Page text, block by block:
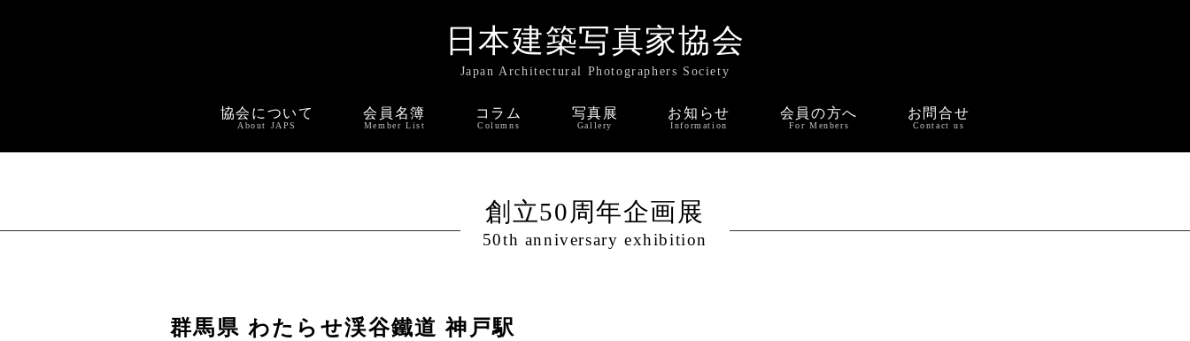
日本建築写真家協会
Japan Architectural Photographers Society
協会について
About JAPS
会員名簿
Member List
コラム
Columns
写真展
Gallery
お知らせ
Information
会員の方へ
For Menbers
お問合せ
Contact us
創立50周年企画展
50th anniversary exhibition
群馬県 わたらせ渓谷鐵道 神戸駅